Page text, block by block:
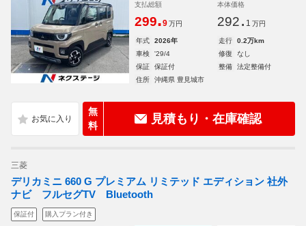
支払総額
299.9 万円
本体価格
292. 1 万円
年式 2026年 走行
0.2万km
車検
'29/4 修復
なし
保証
保証付 整備
法定整備付
住所
沖縄県 豊見城市
無
料
見積もり・在庫確認
三菱
デリカミニ 660 G プレミアム リミテッド エディション 社外
ナビ フルセグTV Bluetooth
保証付 購入プラン付き